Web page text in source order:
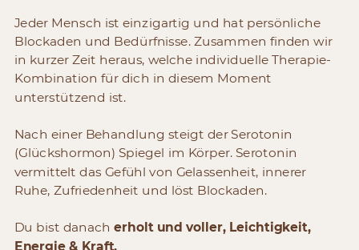
Jeder Mensch ist einzigartig und hat persönliche
Blockaden und Bedürfnisse. Zusammen finden wir
in kurzer Zeit heraus, welche individuelle Therapie-
Kombination für dich in diesem Moment
unterstützend ist.
Nach einer Behandlung steigt der Serotonin
(Glückshormon) Spiegel im Körper. Serotonin
vermittelt das Gefühl von Gelassenheit, innerer
Ruhe, Zufriedenheit und löst Blockaden.
Du bist danach erholt und voller, Leichtigkeit,
Energie & Kraft.